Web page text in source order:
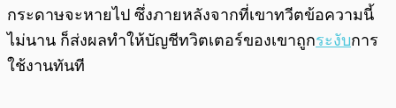
กระดาษจะหายไป ซึ่งภายหลังจากที่เขาทวีตข้อความนี้
ไม่นาน ก็ส่งผลทำให้บัญชีทวิตเตอร์ของเขาถูกระงับการ
ใช้งานทันที